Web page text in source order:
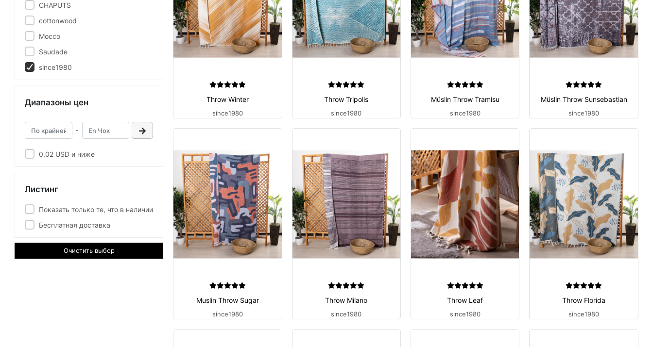
CHAPUTS
cottonwood
Mocco
Saudade
since1980
Диапазоны цен
-
0,02 USD и ниже
Листинг
Показать только те, что в наличии
Бесплатная доставка
Очистить выбор
Throw Winter
since1980
Throw Tripolis
since1980
Müslin Throw Tramisu
since1980
Müslin Throw Sunsebastian
since1980
Muslin Throw Sugar
since1980
Throw Milano
since1980
Throw Leaf
since1980
Throw Florida
since1980